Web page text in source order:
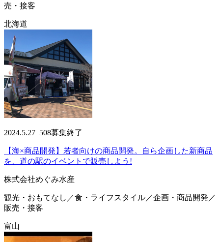
売・接客
北海道
2024.5.27 508募集終了
【海×商品開発】若者向けの商品開発。自ら企画した新商品
を、道の駅のイベントで販売しよう!
株式会社めぐみ水産
観光・おもてなし／食・ライフスタイル／企画・商品開発／
販売・接客
富山